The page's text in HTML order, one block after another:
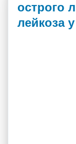
острого
лейкоза